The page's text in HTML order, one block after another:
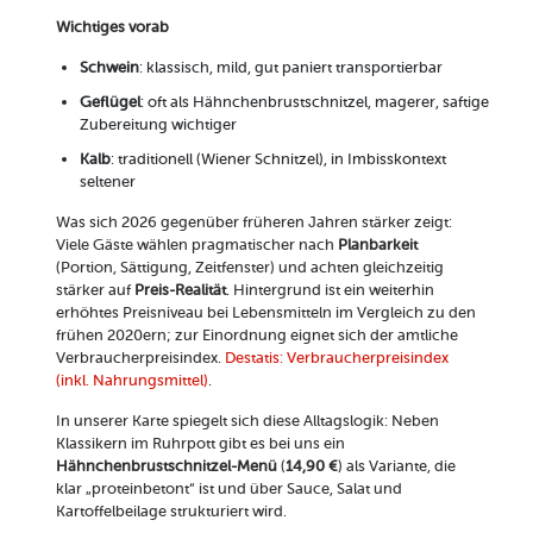
Wichtiges vorab
Schwein: klassisch, mild, gut paniert transportierbar
Geflügel: oft als Hähnchenbrustschnitzel, magerer, saftige
Zubereitung wichtiger
Kalb: traditionell (Wiener Schnitzel), in Imbisskontext
seltener
Was sich 2026 gegenüber früheren Jahren stärker zeigt:
Viele Gäste wählen pragmatischer nach Planbarkeit
(Portion, Sättigung, Zeitfenster) und achten gleichzeitig
stärker auf Preis-Realität. Hintergrund ist ein weiterhin
erhöhtes Preisniveau bei Lebensmitteln im Vergleich zu den
frühen 2020ern; zur Einordnung eignet sich der amtliche
Verbraucherpreisindex. Destatis: Verbraucherpreisindex
(inkl. Nahrungsmittel).
In unserer Karte spiegelt sich diese Alltagslogik: Neben
Klassikern im Ruhrpott gibt es bei uns ein
Hähnchenbrustschnitzel-Menü(14,90 €) als Variante, die
klar „proteinbetont“ ist und über Sauce, Salat und
Kartoffelbeilage strukturiert wird.